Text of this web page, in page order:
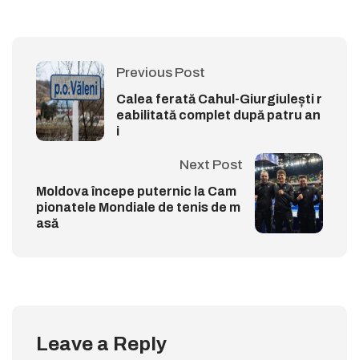
Previous Post
Calea ferată Cahul-Giurgiulești r
eabilitată complet după patru an
i
Next Post
Moldova începe puternic la Cam
pionatele Mondiale de tenis de m
asă
Leave a Reply